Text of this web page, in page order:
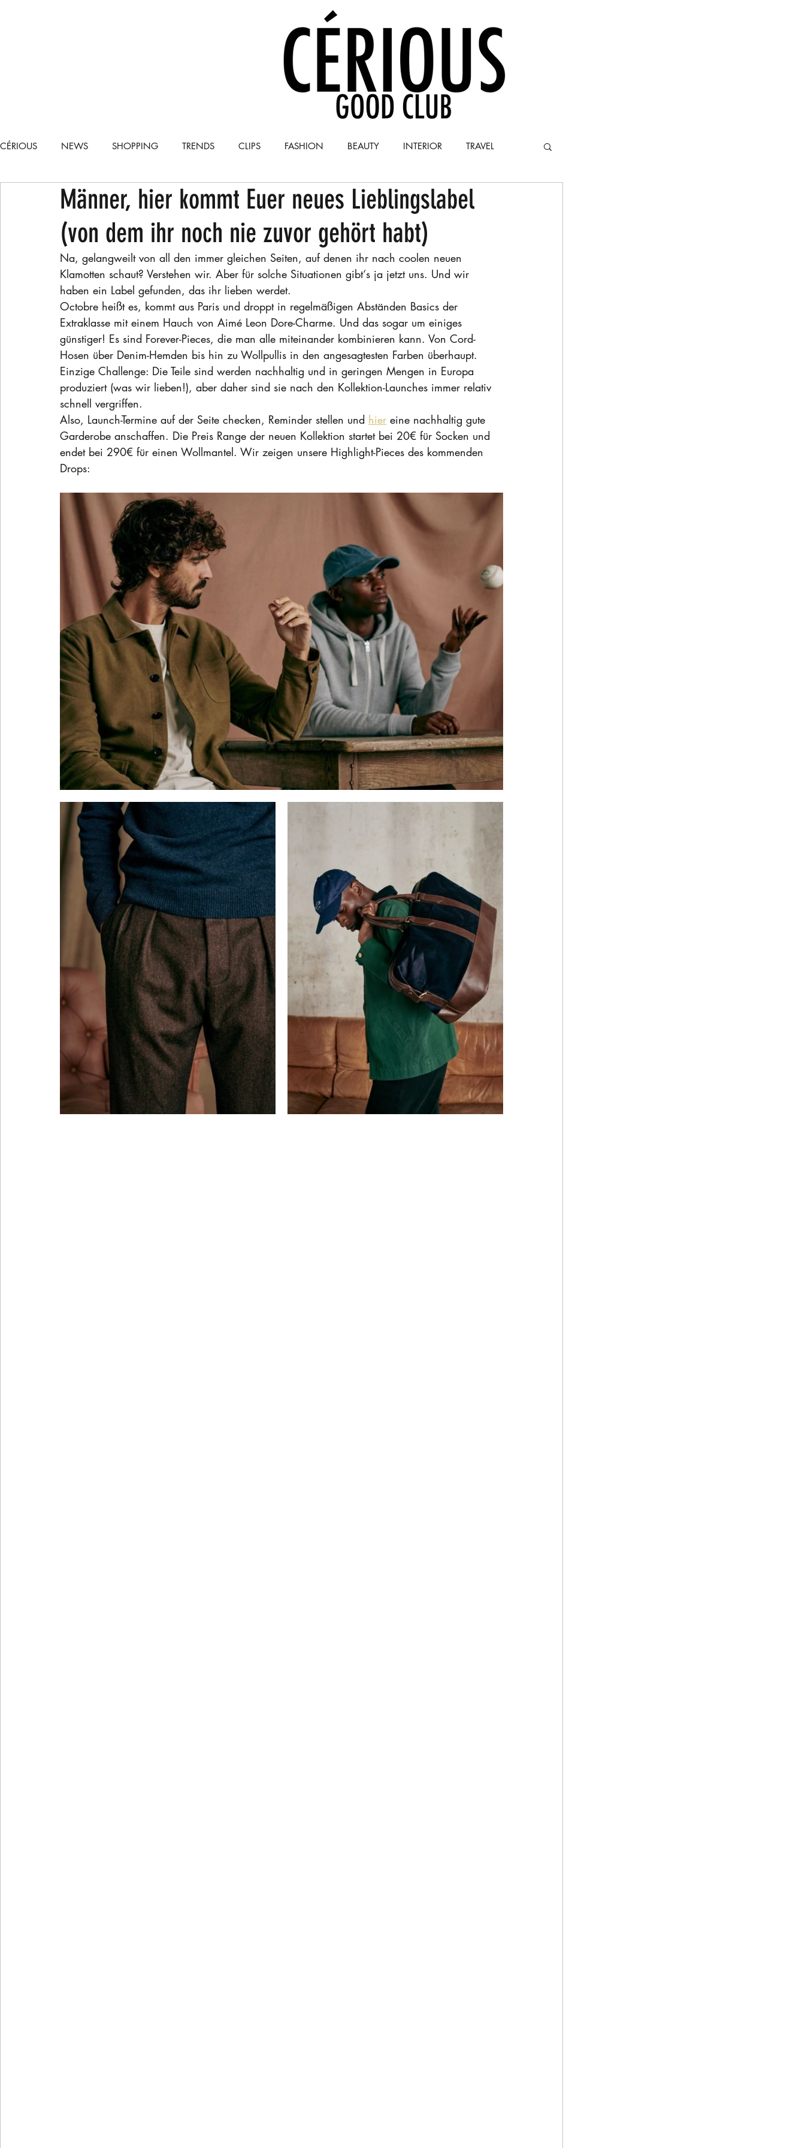
CÉRIOUS NEWS SHOPPING TRENDS CLIPS FASHION BEAUTY INTERIOR TRAVEL
CARS RECIPES LIFESTYLE RUNWAY COLUMN
Männer, hier kommt Euer neues Lieblingslabel
(von dem ihr noch nie zuvor gehört habt)
Na, gelangweilt von all den immer gleichen Seiten, auf denen ihr nach coolen neuen
Klamotten schaut? Verstehen wir. Aber für solche Situationen gibt‘s ja jetzt uns. Und wir
haben ein Label gefunden, das ihr lieben werdet.
Octobre heißt es, kommt aus Paris und droppt in regelmäßigen Abständen Basics der
Extraklasse mit einem Hauch von Aimé Leon Dore-Charme. Und das sogar um einiges
günstiger! Es sind Forever-Pieces, die man alle miteinander kombinieren kann. Von Cord-
Hosen über Denim-Hemden bis hin zu Wollpullis in den angesagtesten Farben überhaupt.
Einzige Challenge: Die Teile sind werden nachhaltig und in geringen Mengen in Europa
produziert (was wir lieben!), aber daher sind sie nach den Kollektion-Launches immer relativ
schnell vergriffen.
Also, Launch-Termine auf der Seite checken, Reminder stellen und hier eine nachhaltig gute
Garderobe anschaffen. Die Preis Range der neuen Kollektion startet bei 20€ für Socken und
endet bei 290€ für einen Wollmantel. Wir zeigen unsere Highlight-Pieces des kommenden
Drops: